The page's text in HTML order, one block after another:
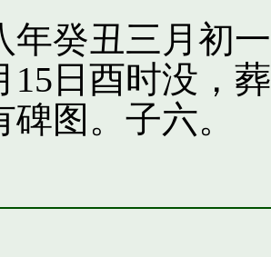
年癸丑三月初
15日酉时没，
碑图。子六。